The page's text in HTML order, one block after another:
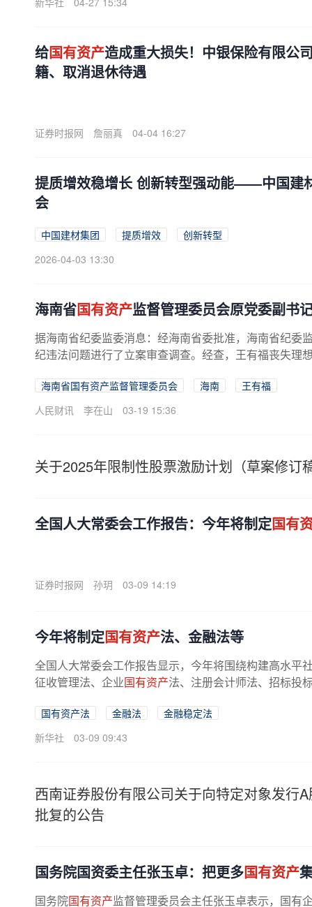
给国有资产造成重大损失！中银保险有限公
籍、取消退休待遇
证券时报网 詹丽真 04-04 16:27
提质增效稳增长 创新转型强动能——中国建
会
中国建材集团 提质增效
创新转型
2026-04-03 13:30
海南省国有资产监督管理委员会原党委副书
据海南省纪委监委消息：经海南省委批准，海南省纪委
纪违法问题进行了立案审查调查。经查，王有福丧失理
海南省国有资产监督管理委员会 海南
王有福
人民财讯
李在山 03-19 15:36
关于2025年限制性股票激励计划（草案修订
全国人大常委会工作报告：今年将制定国有
证券时报网 孙玥 03-09 14:19
今年将制定国有资产法、金融法等
全国人大常委会工作报告显示，今年将围绕构建高水平
征收管理法、企业国有资产法、注册会计师法、招标投
国有资产法 金融法
金融稳定法
新华社
03-09 09:43
西南证券股份有限公司关于向特定对象发行
批复的公告
国务院国资委主任张玉卓：把更多国有资产
国务院国有资产监督管理委员会主任张玉卓表示，国有